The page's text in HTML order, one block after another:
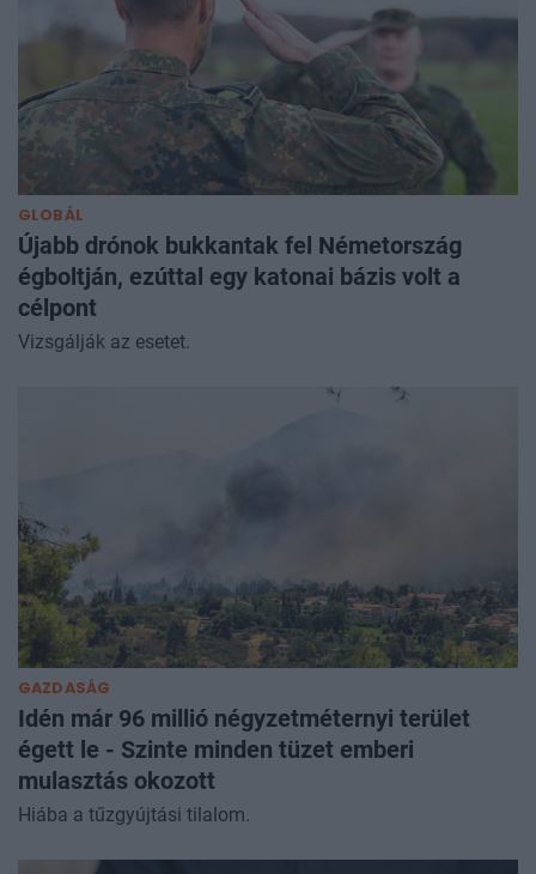
GLOBÁL
Újabb drónok bukkantak fel Németország
égboltján, ezúttal egy katonai bázis volt a
célpont
Vizsgálják az esetet.
GAZDASÁG
Idén már 96 millió négyzetméternyi terület
égett le - Szinte minden tüzet emberi
mulasztás okozott
Hiába a tűzgyújtási tilalom.